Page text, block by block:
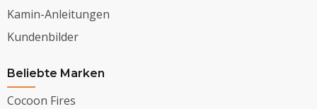
Kamin-Anleitungen
Kundenbilder
Beliebte Marken
Cocoon Fires